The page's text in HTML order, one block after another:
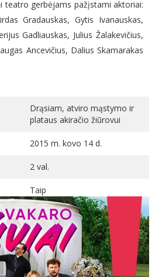
teatro gerbėjams pažįstami aktoriai:
Gradauskas, Gytis Ivanauskas,
Gadliauskas, Julius Žalakevičius,
Ancevičius, Dalius Skamarakas
Drąsiam, atviro mąstymo ir
plataus akiračio žiūrovui
2015 m. kovo 14 d.
2 val.
Taip
N-18
Taip
Ne